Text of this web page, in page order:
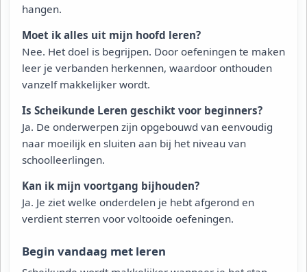
hangen.
Moet ik alles uit mijn hoofd leren?
Nee. Het doel is begrijpen. Door oefeningen te maken
leer je verbanden herkennen, waardoor onthouden
vanzelf makkelijker wordt.
Is Scheikunde Leren geschikt voor beginners?
Ja. De onderwerpen zijn opgebouwd van eenvoudig
naar moeilijk en sluiten aan bij het niveau van
schoolleerlingen.
Kan ik mijn voortgang bijhouden?
Ja. Je ziet welke onderdelen je hebt afgerond en
verdient sterren voor voltooide oefeningen.
Begin vandaag met leren